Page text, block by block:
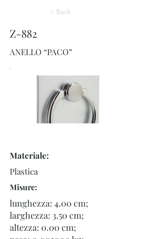
< Back
Z-882
ANELLO “PACO”
Materiale:
Plastica
Misure:
lunghezza: 4.00 cm;
larghezza: 3.50 cm;
altezza: 0.00 cm;